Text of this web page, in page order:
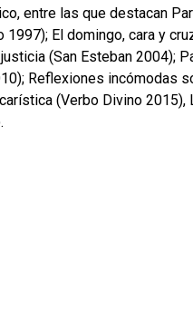
entre las que destacan
El domingo, cara y
(San Esteban 2004);
Reflexiones incómodas
(Verbo Divino 2015),